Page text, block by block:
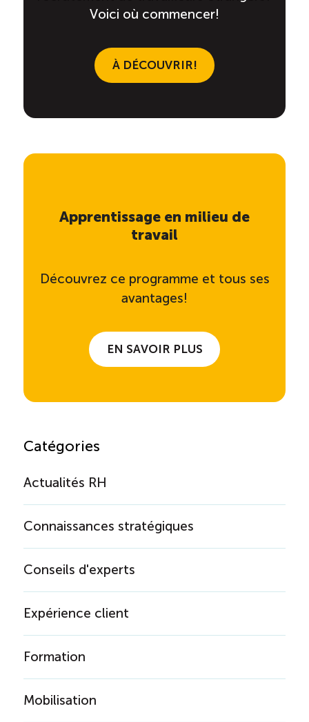
Voici où commencer!
À DÉCOUVRIR!
Apprentissage en milieu de
travail
Découvrez ce programme et tous ses
avantages!
EN SAVOIR PLUS
Catégories
Actualités RH
Connaissances stratégiques
Conseils d'experts
Expérience client
Formation
Mobilisation